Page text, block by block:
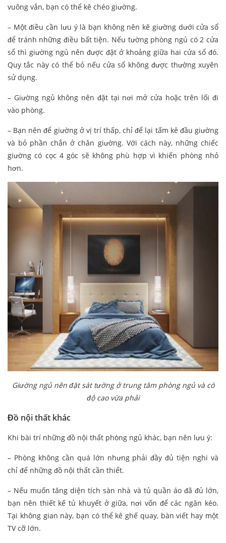
vuông vắn, bạn có thể kê chéo giường.
– Một điều cần lưu ý là bạn không nên kê giường dưới cửa sổ
để tránh những điều bất tiện. Nếu tường phòng ngủ có 2 cửa
sổ thì giường ngủ nên được đặt ở khoảng giữa hai cửa sổ đó.
Quy tắc này có thể bỏ nếu cửa sổ không được thường xuyên
sử dụng.
– Giường ngủ không nên đặt tại nơi mở cửa hoặc trên lối đi
vào phòng.
– Bạn nên để giường ở vị trí thấp, chỉ để lại tấm kê đầu giường
và bỏ phần chắn ở chân giường. Với cách này, những chiếc
giường có cọc 4 góc sẽ không phù hợp vì khiến phòng nhỏ
hơn.
Giường ngủ nên đặt sát tường ở trung tâm phòng ngủ và có
độ cao vừa phải
Đồ nội thất khác
Khi bài trí những đồ nội thất phòng ngủ khác, bạn nên lưu ý:
– Phòng không cần quá lớn nhưng phải đầy đủ tiện nghi và
chỉ để những đồ nội thất cần thiết.
– Nếu muốn tăng diện tích sàn nhà và tủ quần áo đã đủ lớn,
bạn nên thiết kế tủ khuyết ở giữa, nơi vốn để các ngăn kéo.
Tại không gian này, bạn có thể kê ghế quay, bàn viết hay một
TV cỡ lớn.